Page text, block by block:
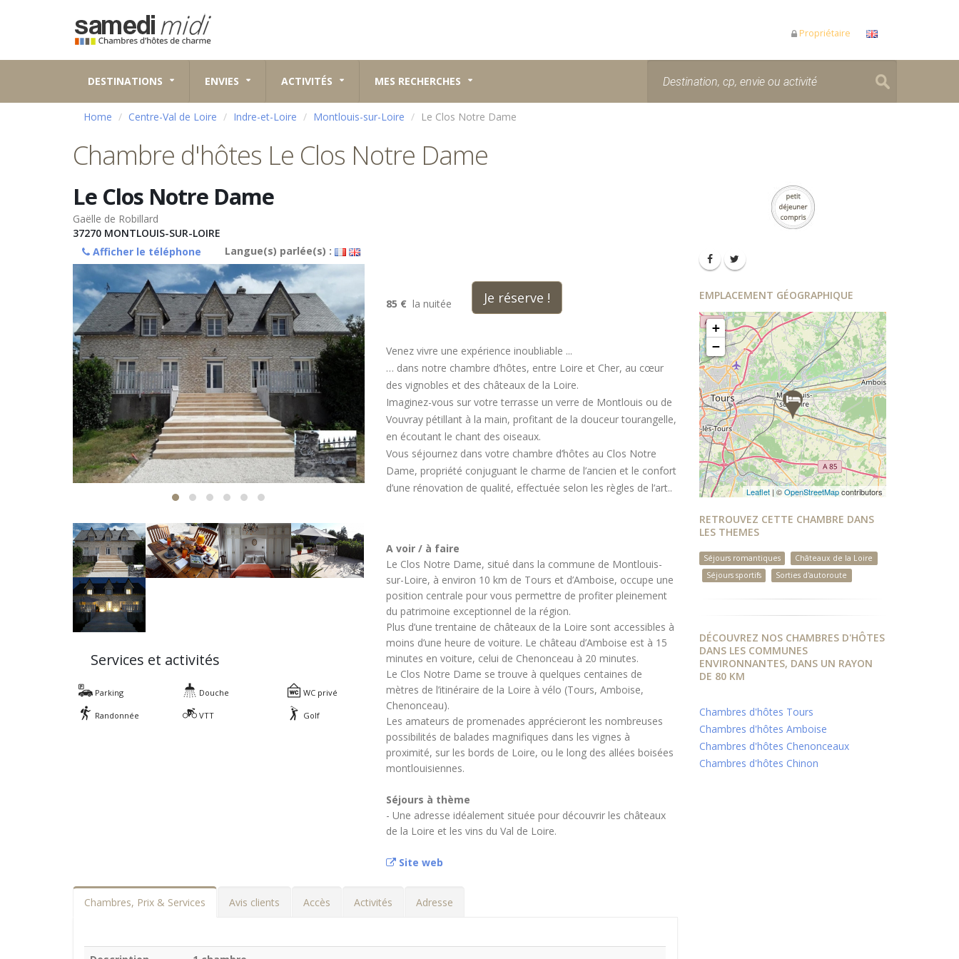
Propriétaire
DESTINATIONS ENVIES ACTIVITÉS MES RECHERCHES
Home Centre-Val de Loire Indre-et-Loire Montlouis-sur-Loire Le Clos Notre Dame
Chambre d'hôtes Le Clos Notre Dame
Le Clos Notre Dame
Gaëlle de Robillard
37270 MONTLOUIS-SUR-LOIRE
Afficher le téléphone
Langue(s) parlée(s) :
Services et activités
Parking Douche WC privé
Randonnée VTT Golf
85 € la nuitée Je réserve !
Venez vivre une expérience inoubliable ...
… dans notre chambre d’hôtes, entre Loire et Cher, au cœur
des vignobles et des châteaux de la Loire.
Imaginez-vous sur votre terrasse un verre de Montlouis ou de
Vouvray pétillant à la main, profitant de la douceur tourangelle,
en écoutant le chant des oiseaux.
Vous séjournez dans votre chambre d’hôtes au Clos Notre
Dame, propriété conjuguant le charme de l’ancien et le confort
d’une rénovation de qualité, effectuée selon les règles de l’art..
A voir / à faire
Le Clos Notre Dame, situé dans la commune de Montlouis-
sur-Loire, à environ 10 km de Tours et d’Amboise, occupe une
position centrale pour vous permettre de profiter pleinement
du patrimoine exceptionnel de la région.
Plus d’une trentaine de châteaux de la Loire sont accessibles à
moins d’une heure de voiture. Le château d’Amboise est à 15
minutes en voiture, celui de Chenonceau à 20 minutes.
Le Clos Notre Dame se trouve à quelques centaines de
mètres de l’itinéraire de la Loire à vélo (Tours, Amboise,
Chenonceau).
Les amateurs de promenades apprécieront les nombreuses
possibilités de balades magnifiques dans les vignes à
proximité, sur les bords de Loire, ou le long des allées boisées
montlouisiennes.
Séjours à thème
- Une adresse idéalement située pour découvrir les châteaux
de la Loire et les vins du Val de Loire.
Site web
Chambres, Prix & Services Avis clients Accès Activités Adresse
EMPLACEMENT GÉOGRAPHIQUE
+
−
Leaflet | ©OpenStreetMapcontributors
RETROUVEZ CETTE CHAMBRE DANS
LES THEMES
Séjours romantiques
Châteaux de la Loire
Séjours sportifs
Sorties d'autoroute
DÉCOUVREZ NOS CHAMBRES D'HÔTES
DANS LES COMMUNES
ENVIRONNANTES, DANS UN RAYON
DE 80 KM
Chambres d'hôtes Tours
Chambres d'hôtes Amboise
Chambres d'hôtes Chenonceaux
Chambres d'hôtes Chinon